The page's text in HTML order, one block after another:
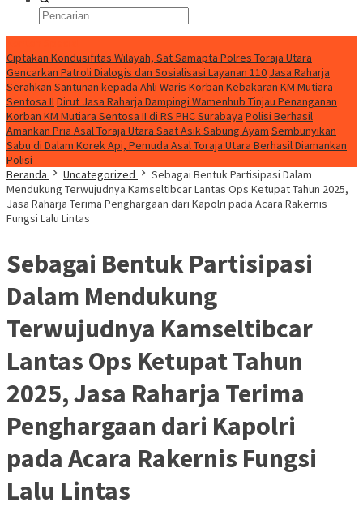
Ciptakan Kondusifitas Wilayah, Sat Samapta Polres Toraja Utara
Gencarkan Patroli Dialogis dan Sosialisasi Layanan 110 Jasa Raharja
Serahkan Santunan kepada Ahli Waris Korban Kebakaran KM Mutiara
Sentosa II Dirut Jasa Raharja Dampingi Wamenhub Tinjau Penanganan
Korban KM Mutiara Sentosa II di RS PHC Surabaya Polisi Berhasil
Amankan Pria Asal Toraja Utara Saat Asik Sabung Ayam Sembunyikan
Sabu di Dalam Korek Api, Pemuda Asal Toraja Utara Berhasil Diamankan
Polisi
Beranda
Uncategorized
Sebagai Bentuk Partisipasi Dalam
Mendukung Terwujudnya Kamseltibcar Lantas Ops Ketupat Tahun 2025,
Jasa Raharja Terima Penghargaan dari Kapolri pada Acara Rakernis
Fungsi Lalu Lintas
Sebagai Bentuk Partisipasi
Dalam Mendukung
Terwujudnya Kamseltibcar
Lantas Ops Ketupat Tahun
2025, Jasa Raharja Terima
Penghargaan dari Kapolri
pada Acara Rakernis Fungsi
Lalu Lintas